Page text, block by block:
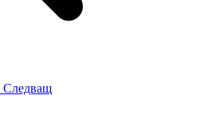
Следващ